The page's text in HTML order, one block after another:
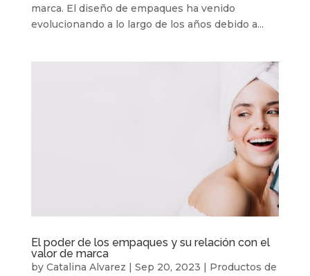
marca. El diseño de empaques ha venido
evolucionando a lo largo de los años debido a...
El poder de los empaques y su relación con el
valor de marca
by Catalina Alvarez | Sep 20, 2023 | Productos de